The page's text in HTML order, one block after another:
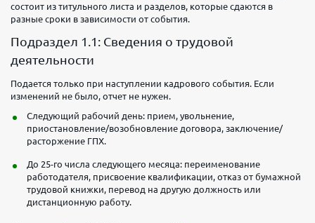
состоит из титульного листа и разделов, которые сдаются в
разные сроки в зависимости от события.
Подраздел 1.1: Сведения о трудовой
деятельности
Подается только при наступлении кадрового события. Если
изменений не было, отчет не нужен.
Следующий рабочий день: прием, увольнение,
приостановление/возобновление договора, заключение/
расторжение ГПХ.
До 25-го числа следующего месяца: переименование
работодателя, присвоение квалификации, отказ от бумажной
трудовой книжки, перевод на другую должность или
дистанционную работу.